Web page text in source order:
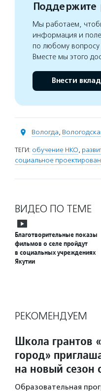
Поддержите
Мы работаем,
информация и
по любому вопросу
Вместе мы этого
Внести вклад
Вологда,
ТЕГИ: обучение НКО,
социальное
ВИДЕО ПО ТЕМЕ
Благотворительные показы
фильмов о селе пройдут
в социальных учреждениях
Якутии
РЕКОМЕНДУЕМ
Школа грантов
город»
на новый сезон
Образовательная